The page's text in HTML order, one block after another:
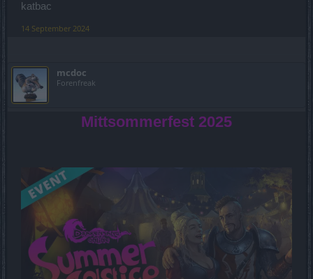
katbac
14 September 2024
mcdoc
Forenfreak
Mittsommerfest 2025